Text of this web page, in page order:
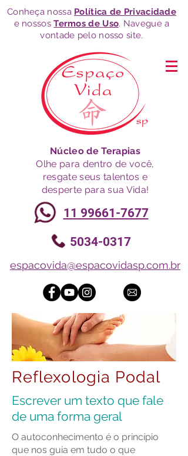
Núcleo de Terapias
Olhe para dentro de você,
resgate seus talentos e
desperte para sua Vida!
5034-0317
11 99661-7677
espacovida@espacovidasp.com.br
Conheça nossa Política de Privacidade
e nossosTermos de Uso. Navegue a
vontade pelo nosso site.
Reflexologia Podal
Escrever um texto que fale
de uma forma geral
O autoconhecimento é o princípio
que nos guia em tudo o que